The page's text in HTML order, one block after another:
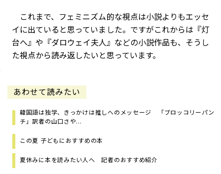
これまで、フェミニズム的な視点は小説よりもエッセ
イに出ていると思っていました。ですがこれからは『灯
台へ』や『ダロウェイ夫人』などの小説作品も、そうし
た視点から読み返したいと思っています。
あわせて読みたい
韓国語は独学、きっかけは推しへのメッセージ 「ブロッコリーパン
チ」訳者の山口さや...
この夏 子どもにおすすめの本
夏休みに本を読みたい人へ 記者のおすすめ紹介